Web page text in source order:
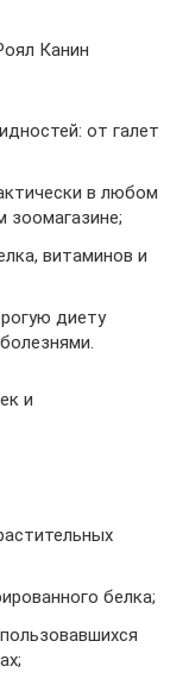
Канин
от галет
в любом
зоомагазине;
витаминов и
диету
и
белка;